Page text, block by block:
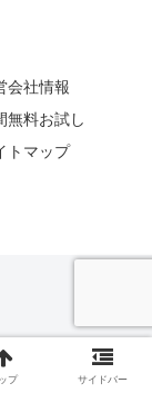
会社情報
無料お試し
トマップ
プ サイドバー